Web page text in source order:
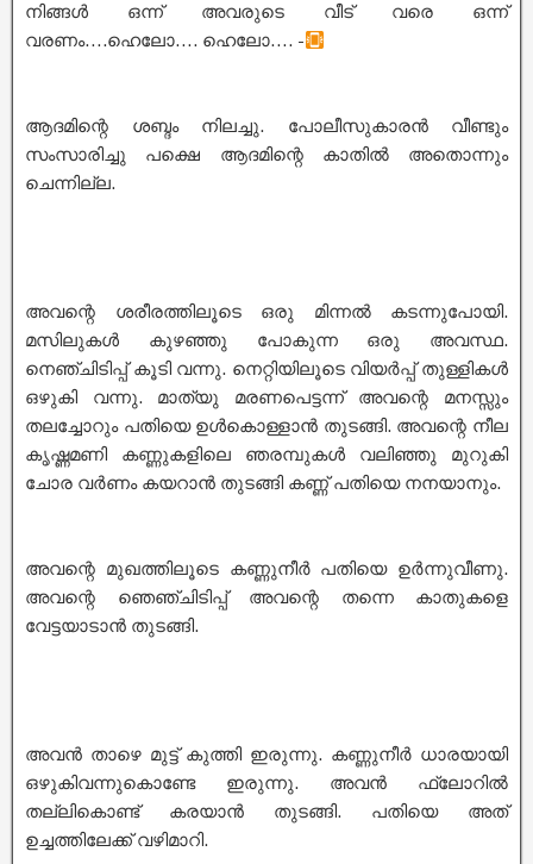
നിങ്ങൾ ഒന്ന് അവരുടെ വീട് വരെ ഒന്ന്
വരണം….ഹെലോ…. ഹെലോ…. -
ആദമിന്റെ ശബ്ദം നിലച്ചു. പോലീസുകാരൻ വീണ്ടും
സംസാരിച്ചു പക്ഷെ ആദമിന്റെ കാതിൽ അതൊന്നും
ചെന്നില്ല.
അവന്റെ ശരീരത്തിലൂടെ ഒരു മിന്നൽ കടന്നുപോയി.
മസിലുകൾ കുഴഞ്ഞു പോകുന്ന ഒരു അവസ്ഥ.
നെഞ്ചിടിപ്പ് കൂടി വന്നു. നെറ്റിയിലൂടെ വിയർപ്പ് തുള്ളികൾ
ഒഴുകി വന്നു. മാത്യു മരണപെട്ടന്ന് അവന്റെ മനസ്സും
തലച്ചോറും പതിയെ ഉൾകൊള്ളാൻ തുടങ്ങി. അവന്റെ നീല
കൃഷ്ണമണി കണ്ണുകളിലെ ഞരമ്പുകൾ വലിഞ്ഞു മുറുകി
ചോര വർണം കയറാൻ തുടങ്ങി കണ്ണ് പതിയെ നനയാനും.
അവന്റെ മുഖത്തിലൂടെ കണ്ണുനീർ പതിയെ ഉർന്നുവീണു.
അവന്റെ ഞെഞ്ചിടിപ്പ് അവന്റെ തന്നെ കാതുകളെ
വേട്ടയാടാൻ തുടങ്ങി.
അവൻ താഴെ മുട്ട് കുത്തി ഇരുന്നു. കണ്ണുനീർ ധാരയായി
ഒഴുകിവന്നുകൊണ്ടേ ഇരുന്നു. അവൻ ഫ്ലോറിൽ
തല്ലികൊണ്ട് കരയാൻ തുടങ്ങി. പതിയെ അത്
ഉച്ചത്തിലേക്ക് വഴിമാറി.